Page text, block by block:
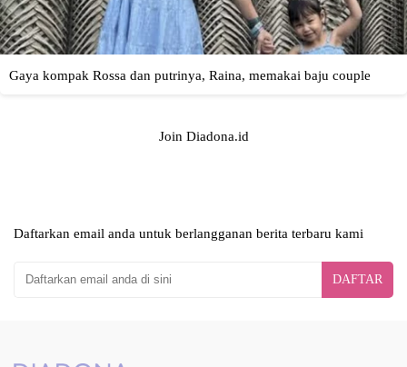
Join Diadona.id
Daftarkan email anda untuk berlangganan berita terbaru kami
DAFTAR